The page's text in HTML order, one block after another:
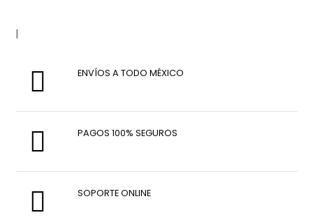
|
ENVÍOS A TODO MÉXICO
PAGOS 100% SEGUROS
SOPORTE ONLINE